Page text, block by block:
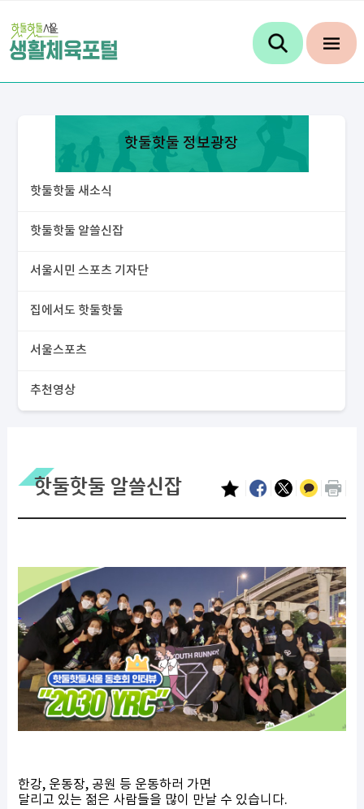
핫둘핫둘 정보광장
핫둘핫둘 새소식
핫둘핫둘 알쓸신잡
서울시민 스포츠 기자단
집에서도 핫둘핫둘
서울스포츠
추천영상
핫둘핫둘 알쓸신잡
한강, 운동장, 공원 등 운동하러 가면
달리고 있는 젊은 사람들을 많이 만날 수 있습니다.